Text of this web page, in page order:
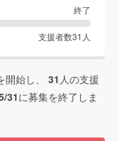
終了
支援者数31 人
開始し、 31 人の支援
31に募集を終了しま